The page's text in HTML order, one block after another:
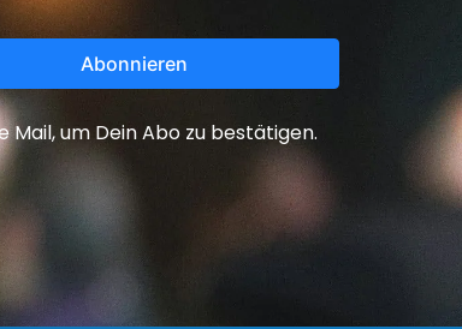
Abonnieren
um Dein Abo zu bestätigen.